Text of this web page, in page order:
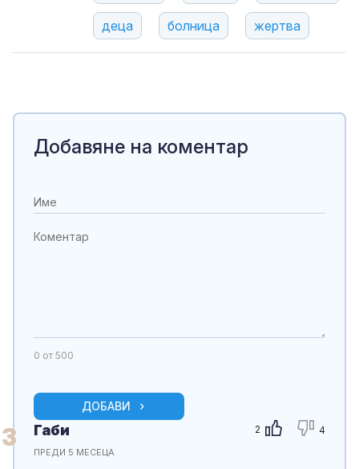
деца болница жертва
Добавяне на коментар
0 от 500
ДОБАВИ
3 2 4
Габи
ПРЕДИ 5 МЕСЕЦА